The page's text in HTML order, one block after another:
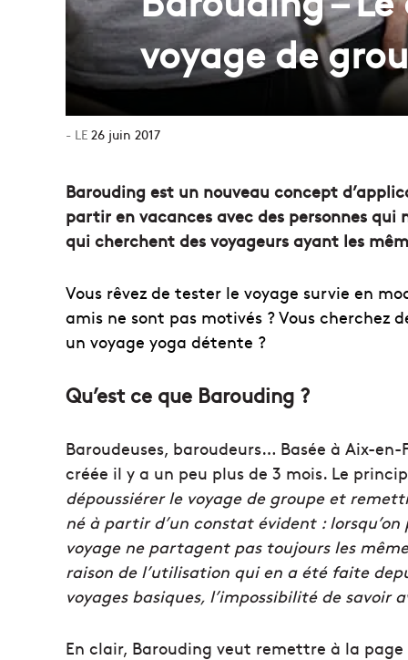
voyage de
26 juin 2017
Barouding est un nouveau concept
partir en vacances avec des personnes qui
qui cherchent des voyageurs ayant les
Vous rêvez de tester le voyage survie en
amis ne sont pas motivés ? Vous cherchez
un voyage yoga détente ?
Qu’est ce que Barouding ?
Baroudeuses, baroudeurs… Basée à Aix-
créée il y a un peu plus de 3 mois. Le
dépoussiérer le voyage de groupe et
né à partir d’un constat évident :
voyage ne partagent pas toujours les
raison de l’utilisation qui en a été faite
voyages basiques, l’impossibilité de savoir
En clair, Barouding veut remettre à la